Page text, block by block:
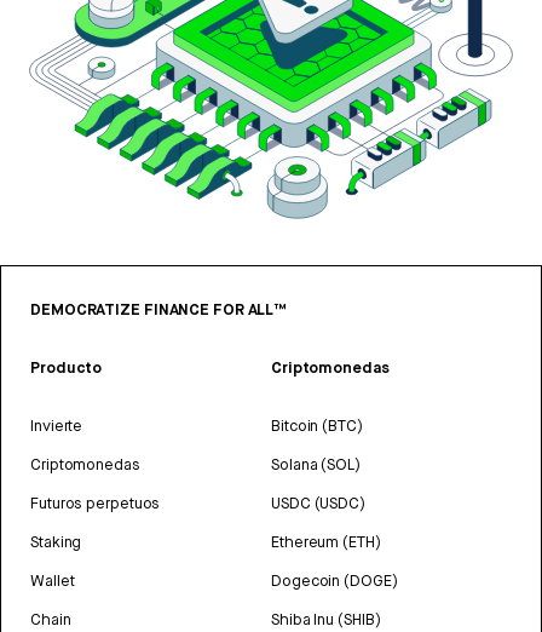
DEMOCRATIZE FINANCE FOR ALL™
Producto
Invierte
Criptomonedas
Futuros perpetuos
Staking
Wallet
Chain
Criptomonedas
Bitcoin (BTC)
Solana (SOL)
USDC (USDC)
Ethereum (ETH)
Dogecoin (DOGE)
Shiba Inu (SHIB)